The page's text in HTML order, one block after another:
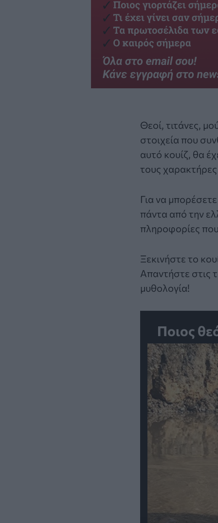
Θεοί, τιτάνες,
στοιχεία που
αυτό κουίζ, θα
τους χαρακτήρες
Για να
πάντα από την
πληροφορίες
Ξεκινήστε το
Απαντήστε στις
μυθολογία!
Ποιος